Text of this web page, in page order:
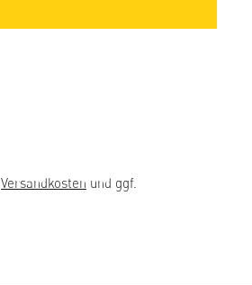
Versandkosten und ggf.